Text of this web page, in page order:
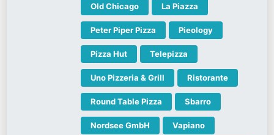
Old Chicago La Piazza
Peter Piper Pizza Pieology
Pizza Hut Telepizza
Uno Pizzeria & Grill Ristorante
Round Table Pizza Sbarro
Nordsee GmbH Vapiano